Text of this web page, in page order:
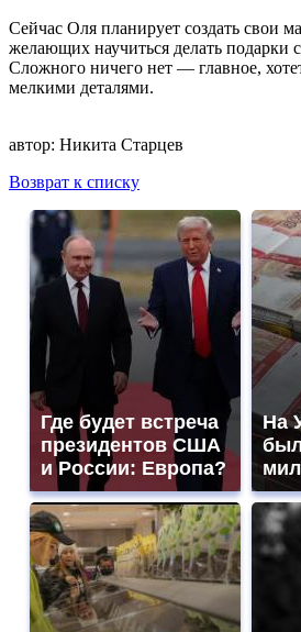
Сейчас Оля планирует создать свои
желающих научиться делать подарки
Сложного ничего нет — главное,
мелкими деталями.
автор: Никита Старцев
Возврат к списку
Где будет встреча
президентов США
и России: Европа?
На